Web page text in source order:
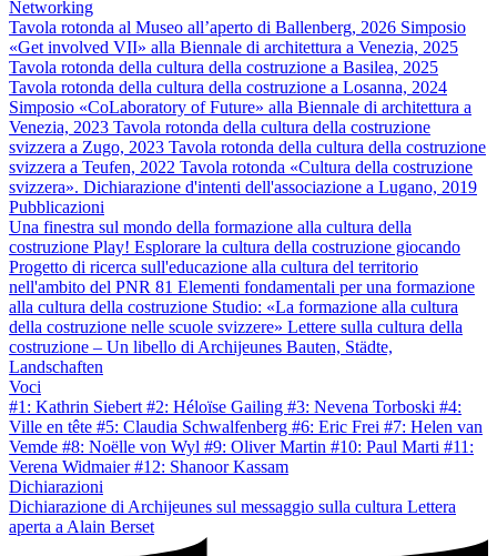
Networking
Tavola rotonda al Museo all’aperto di Ballenberg, 2026 Simposio
«Get involved VII» alla Biennale di architettura a Venezia, 2025
Tavola rotonda della cultura della costruzione a Basilea, 2025
Tavola rotonda della cultura della costruzione a Losanna, 2024
Simposio «CoLaboratory of Future» alla Biennale di architettura a
Venezia, 2023 Tavola rotonda della cultura della costruzione
svizzera a Zugo, 2023 Tavola rotonda della cultura della costruzione
svizzera a Teufen, 2022 Tavola rotonda «Cultura della costruzione
svizzera». Dichiarazione d'intenti dell'associazione a Lugano, 2019
Pubblicazioni
Una finestra sul mondo della formazione alla cultura della
costruzione Play! Esplorare la cultura della costruzione giocando
Progetto di ricerca sull'educazione alla cultura del territorio
nell'ambito del PNR 81 Elementi fondamentali per una formazione
alla cultura della costruzione Studio: «La formazione alla cultura
della costruzione nelle scuole svizzere» Lettere sulla cultura della
costruzione – Un libello di Archijeunes Bauten, Städte,
Landschaften
Voci
#1: Kathrin Siebert #2: Héloïse Gailing #3: Nevena Torboski #4:
Ville en tête #5: Claudia Schwalfenberg #6: Eric Frei #7: Helen van
Vemde #8: Noëlle von Wyl #9: Oliver Martin #10: Paul Marti #11:
Verena Widmaier#12: Shanoor Kassam
Dichiarazioni
Dichiarazione di Archijeunes sul messaggio sulla cultura Lettera
aperta a Alain Berset